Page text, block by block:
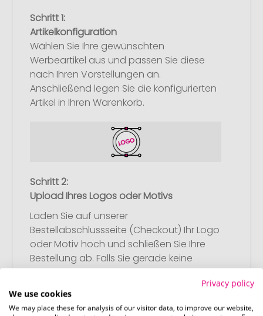
Schritt 1:
Artikelkonfiguration
Wählen Sie Ihre gewünschten
Werbeartikel aus und passen Sie diese
nach Ihren Vorstellungen an.
Anschließend legen Sie die konfigurierten
Artikel in Ihren Warenkorb.
Schritt 2:
Upload Ihres Logos oder Motivs
Laden Sie auf unserer
Bestellabschlussseite (Checkout) Ihr Logo
oder Motiv hoch und schließen Sie Ihre
Bestellung ab. Falls Sie gerade keine
passende Datei zur Verfügung haben,
nachliefern.
Privacy policy
We use cookies
We may place these for analysis of our visitor data, to improve our website,